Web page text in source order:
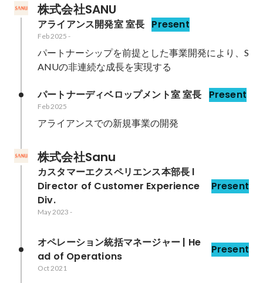
株式会社SANU
アライアンス開発室 室長 Present
Feb 2025 -
パートナーシップを前提とした事業開発により、S
ANUの非連続な成長を実現する
パートナーディベロップメント室 室長 Present
Feb 2025
アライアンスでの新規事業の開発
株式会社Sanu
カスタマーエクスペリエンス本部長 l
Director of Customer Experience
Div.
Present
May 2023 -
オペレーション統括マネージャー | He
ad of Operations
Present
Oct 2021